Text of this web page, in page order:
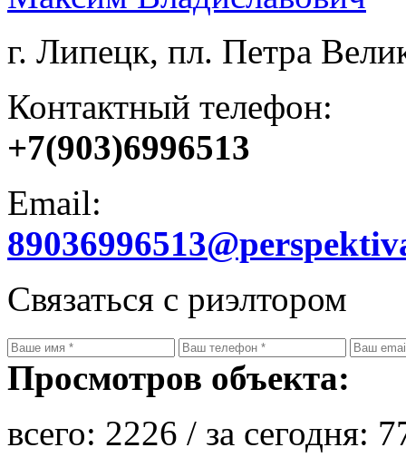
г. Липецк, пл. Петра
Контактный телефон:
+7(903)6996513
Email:
Связаться с риэлтором
Просмотров объекта:
всего: 2226 / за сегодня: